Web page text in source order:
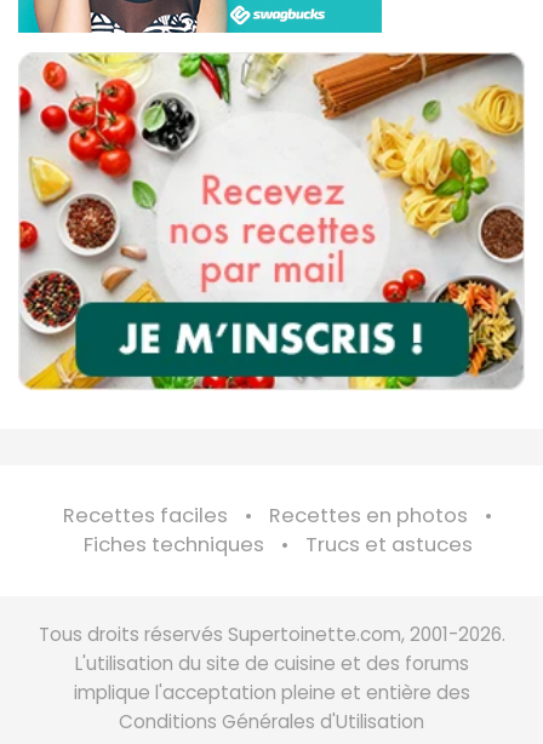
Recettes faciles
Recettes en photos
Fiches techniques
Trucs et astuces
Tous droits réservés Supertoinette.com, 2001-2026.
L'utilisation du site de cuisine et des forums
implique l'acceptation pleine et entière des
Conditions Générales d'Utilisation